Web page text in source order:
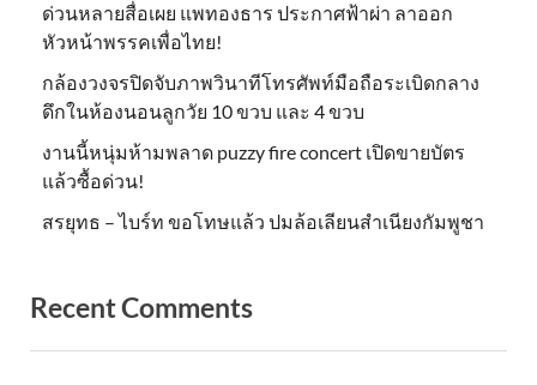
ด่วนหลายสื่อเผย แพทองธาร ประกาศฟ้าผ่า ลาออก
หัวหน้าพรรคเพื่อไทย!
กล้องวงจรปิดจับภาพวินาทีโทรศัพท์มือถือระเบิดกลาง
ดึกในห้องนอนลูกวัย 10 ขวบ และ 4 ขวบ
งานนี้หนุ่มห้ามพลาด puzzy fire concert เปิดขายบัตร
แล้วซื้อด่วน!
สรยุทธ – ไบร์ท ขอโทษแล้ว ปมล้อเลียนสำเนียงกัมพูชา
Recent Comments